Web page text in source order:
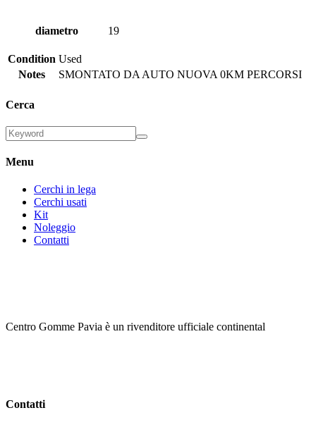
diametro 19
Condition Used
Notes
SMONTATO DA AUTO NUOVA 0KM PERCORSI
Cerca
Menu
Cerchi in lega
Cerchi usati
Kit
Noleggio
Contatti
Centro Gomme Pavia è un rivenditore ufficiale continental
Contatti